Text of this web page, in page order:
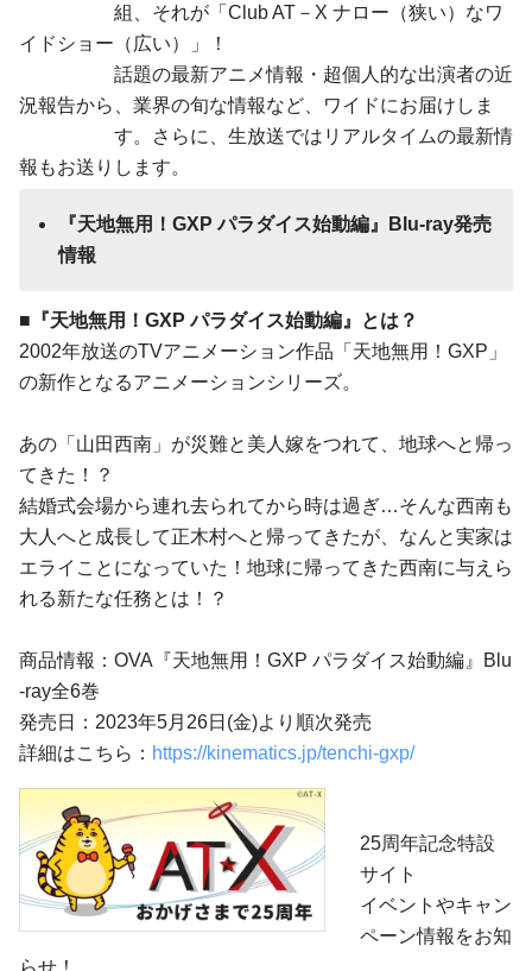
組、それが「Club AT－X ナロー（狭い）なワ
イドショー（広い）」！
話題の最新アニメ情報・超個人的な出演者の近
況報告から、業界の旬な情報など、ワイドにお届けしま
す。さらに、生放送ではリアルタイムの最新情
報もお送りします。
『天地無用！GXP パラダイス始動編』Blu-ray発売
情報
■『天地無用！GXP パラダイス始動編』とは？
2002年放送のTVアニメーション作品「天地無用！GXP」
の新作となるアニメーションシリーズ。
あの「山田西南」が災難と美人嫁をつれて、地球へと帰っ
てきた！？
結婚式会場から連れ去られてから時は過ぎ…そんな西南も
大人へと成長して正木村へと帰ってきたが、なんと実家は
エライことになっていた！地球に帰ってきた西南に与えら
れる新たな任務とは！？
商品情報：OVA『天地無用！GXP パラダイス始動編』Blu
-ray全6巻
発売日：2023年5月26日(金)より順次発売
詳細はこちら： https://kinematics.jp/tenchi-gxp/
25周年記念特設
サイト
イベントやキャン
ペーン情報をお知
らせ！